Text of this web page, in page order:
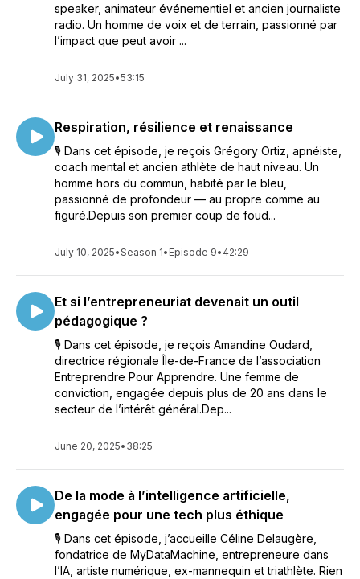
speaker, animateur événementiel et ancien journaliste
radio. Un homme de voix et de terrain, passionné par
l’impact que peut avoir ...
July 31, 2025•53:15
Respiration, résilience et renaissance
🎙 Dans cet épisode, je reçois Grégory Ortiz, apnéiste,
coach mental et ancien athlète de haut niveau. Un
homme hors du commun, habité par le bleu,
passionné de profondeur — au propre comme au
figuré.Depuis son premier coup de foud...
July 10, 2025•Season 1• Episode 9• 42:29
Et si l’entrepreneuriat devenait un outil
pédagogique ?
🎙 Dans cet épisode, je reçois Amandine Oudard,
directrice régionale Île-de-France de l’association
Entreprendre Pour Apprendre. Une femme de
conviction, engagée depuis plus de 20 ans dans le
secteur de l’intérêt général.Dep...
June 20, 2025• 38:25
De la mode à l’intelligence artificielle,
engagée pour une tech plus éthique
🎙 Dans cet épisode, j’accueille Céline Delaugère,
fondatrice de MyDataMachine, entrepreneure dans
l’IA, artiste numérique, ex-mannequin et triathlète. Rien